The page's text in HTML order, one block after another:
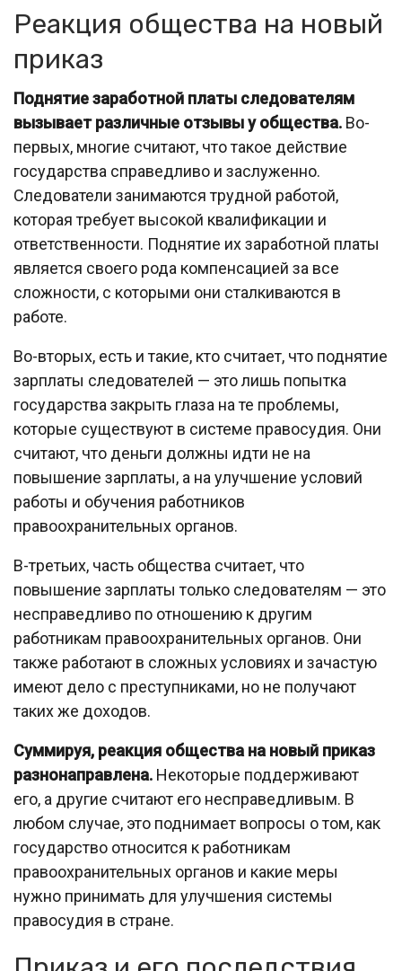
Реакция общества на новый
приказ
Поднятие заработной платы следователям
вызывает различные отзывы у общества. Во-
первых, многие считают, что такое действие
государства справедливо и заслуженно.
Следователи занимаются трудной работой,
которая требует высокой квалификации и
ответственности. Поднятие их заработной платы
является своего рода компенсацией за все
сложности, с которыми они сталкиваются в
работе.
Во-вторых, есть и такие, кто считает, что поднятие
зарплаты следователей — это лишь попытка
государства закрыть глаза на те проблемы,
которые существуют в системе правосудия. Они
считают, что деньги должны идти не на
повышение зарплаты, а на улучшение условий
работы и обучения работников
правоохранительных органов.
В-третьих, часть общества считает, что
повышение зарплаты только следователям — это
несправедливо по отношению к другим
работникам правоохранительных органов. Они
также работают в сложных условиях и зачастую
имеют дело с преступниками, но не получают
таких же доходов.
Суммируя, реакция общества на новый приказ
разнонаправлена. Некоторые поддерживают
его, а другие считают его несправедливым. В
любом случае, это поднимает вопросы о том, как
государство относится к работникам
правоохранительных органов и какие меры
нужно принимать для улучшения системы
правосудия в стране.